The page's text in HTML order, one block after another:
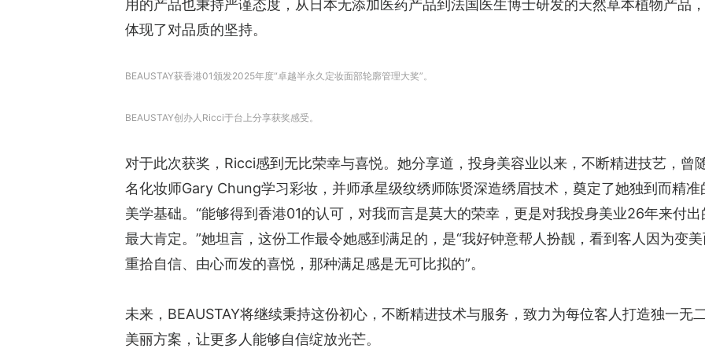
用的产品也秉持严谨态度，从日本无添加医药产品到法国医生博士研发的天然草本植物产品
体现了对品质的坚持。
BEAUSTAY获香港01颁发2025年度“卓越半永久定妆面部轮廓管理大奖”。
BEAUSTAY创办人Ricci于台上分享获奖感受。
对于此次获奖，Ricci感到无比荣幸与喜悦。她分享道，投身美容业以来，不断精进技艺，曾
名化妆师Gary Chung学习彩妆，并师承星级纹绣师陈贤深造绣眉技术，奠定了她独到而精准
美学基础。“能够得到香港01的认可，对我而言是莫大的荣幸，更是对我投身美业26年来付出
最大肯定。”她坦言，这份工作最令她感到满足的，是“我好钟意帮人扮靓，看到客人因为变美
重拾自信、由心而发的喜悦，那种满足感是无可比拟的”。
未来，BEAUSTAY将继续秉持这份初心，不断精进技术与服务，致力为每位客人打造独一无
美丽方案，让更多人能够自信绽放光芒。